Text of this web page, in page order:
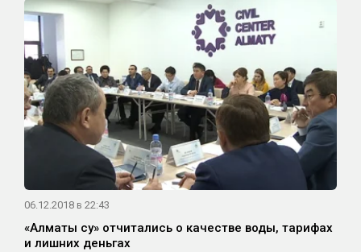
06.12.2018 в 22:43
«Алматы су» отчитались о качестве воды, тарифах
и лишних деньгах